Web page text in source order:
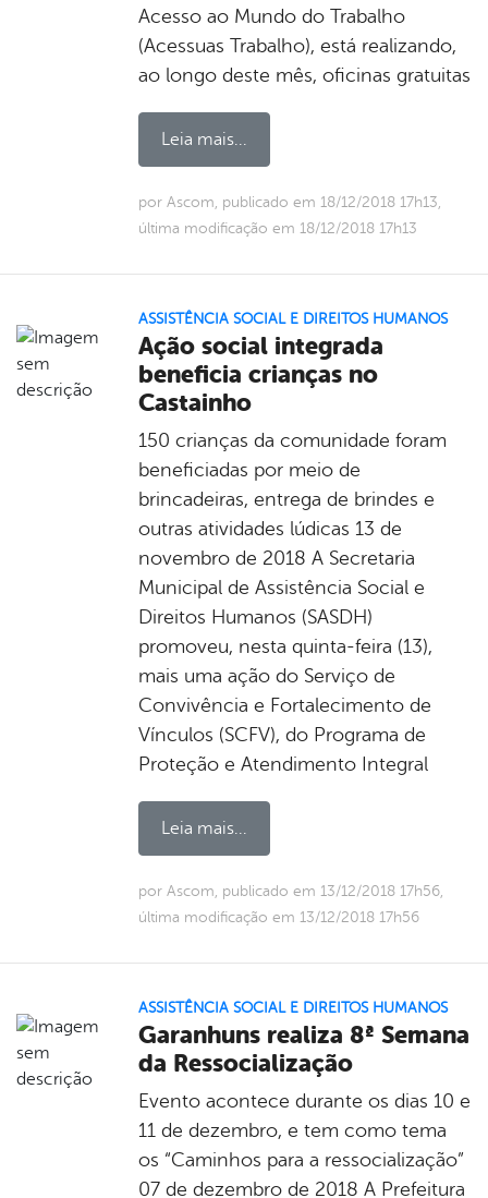
Acesso ao Mundo do Trabalho
(Acessuas Trabalho), está realizando,
ao longo deste mês, oficinas gratuitas
Leia mais...
por Ascom, publicado em 18/12/2018 17h13,
última modificação em 18/12/2018 17h13
ASSISTÊNCIA SOCIAL E DIREITOS HUMANOS
Ação social integrada
beneficia crianças no
Castainho
​150 crianças da comunidade foram
beneficiadas por meio de
brincadeiras, entrega de brindes e
outras atividades lúdicas 13 de
novembro de 2018 A Secretaria
Municipal de Assistência Social e
Direitos Humanos (SASDH)
promoveu, nesta quinta-feira (13),
mais uma ação do Serviço de
Convivência e Fortalecimento de
Vínculos (SCFV), do Programa de
Proteção e Atendimento Integral
Leia mais...
por Ascom, publicado em 13/12/2018 17h56,
última modificação em 13/12/2018 17h56
ASSISTÊNCIA SOCIAL E DIREITOS HUMANOS
Garanhuns realiza 8ª Semana
da Ressocialização
Evento acontece durante os dias 10 e
11 de dezembro, e tem como tema
os “Caminhos para a ressocialização”
07 de dezembro de 2018 A Prefeitura